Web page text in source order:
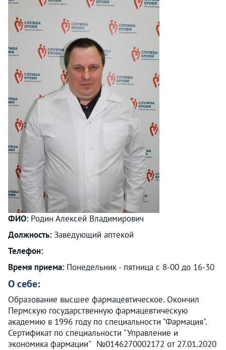
ФИО: Родин Алексей Владимирович
Должность: Заведующий аптекой
Телефон:
Время приема: Понедельник - пятница с 8-00 до 16-30
О себе:
Образование высшее фармацевтическое. Окончил
Пермскую государственную фармацевтическую
академию в 1996 году по специальности "Фармация".
Сертификат по специальности "Управление и
экономика фармации" №0146270002172 от 27.01.2020